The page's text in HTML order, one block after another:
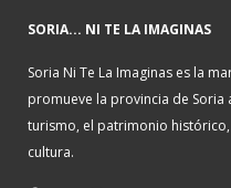
SORIA... NI TE LA IMAGINAS
Soria Ni Te La Imaginas es la
promueve la provincia de Soria
turismo, el patrimonio
cultura.